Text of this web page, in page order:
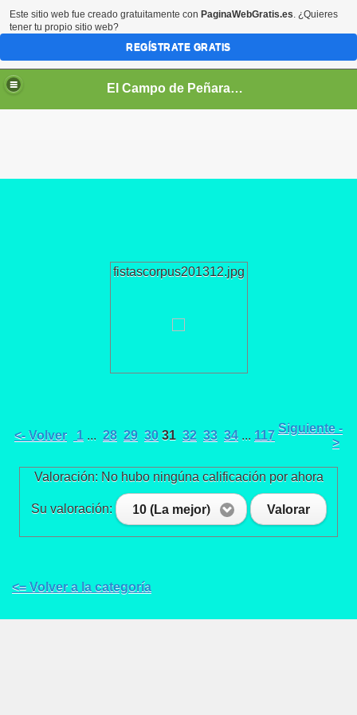
El Campo de Peñaranda (Salamanca)
fistascorpus201312.jpg
<- Volver 1 ... 28 29 30 31 32 33 34 ... 117
Siguiente -
>
Valoración: No hubo ningúna calificación por ahora
Su valoración: 10 (La mejor) Valorar
<= Volver a la categoría
Este sitio web fue creado gratuitamente con PaginaWebGratis.es. ¿Quieres
tener tu propio sitio web?
REGÍSTRATE GRATIS